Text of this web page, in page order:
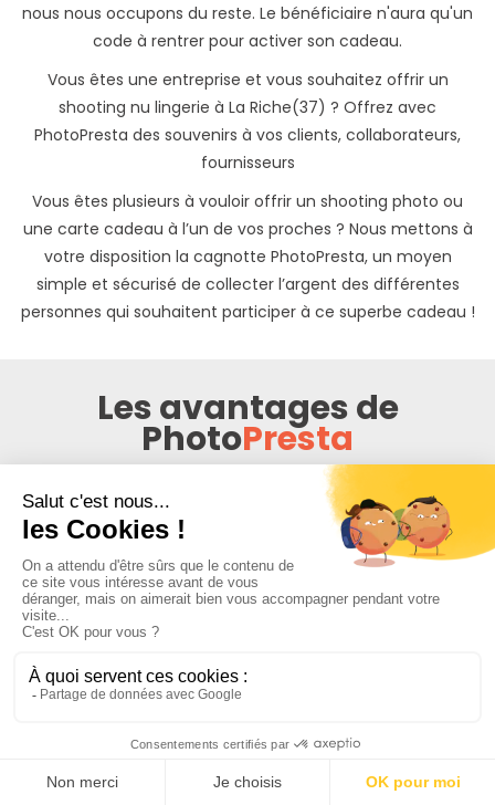
nous nous occupons du reste. Le bénéficiaire n'aura qu'un
code à rentrer pour activer son cadeau.
Vous êtes une entreprise et vous souhaitez offrir un
shooting nu lingerie à La Riche(37) ? Offrez avec
PhotoPresta des souvenirs à vos clients, collaborateurs,
fournisseurs
Vous êtes plusieurs à vouloir offrir un shooting photo ou
une carte cadeau à l’un de vos proches ? Nous mettons à
votre disposition la cagnotte PhotoPresta, un moyen
simple et sécurisé de collecter l’argent des différentes
personnes qui souhaitent participer à ce superbe cadeau !
Les avantages de
PhotoPresta
Réservation sans frais et sécurisée
carte bancaire
avantages.